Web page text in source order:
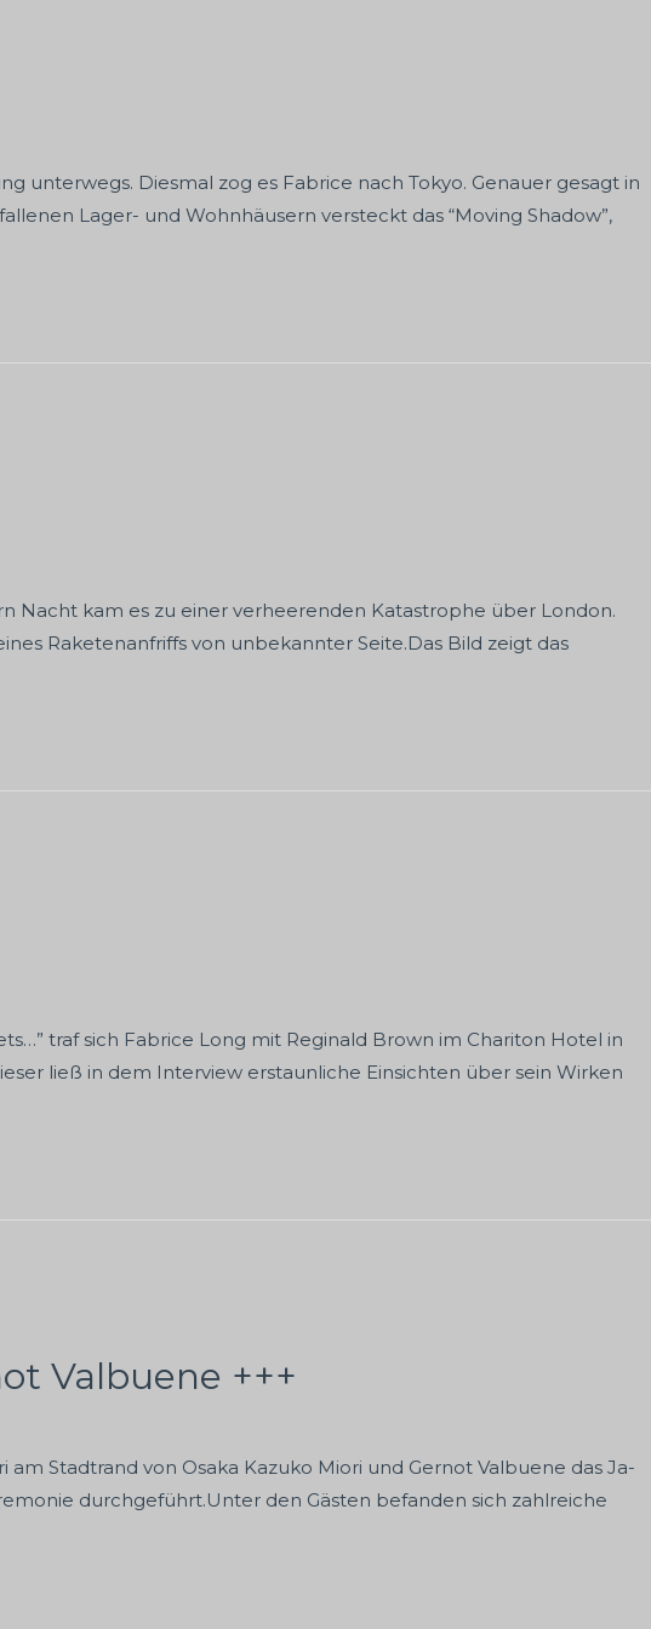
unterwegs. Diesmal zog es Fabrice nach Tokyo. Genauer gesagt in
Lager- und Wohnhäusern versteckt das “Moving Shadow”,
Nacht kam es zu einer verheerenden Katastrophe über London.
Raketenanfriffs von unbekannter Seite.Das Bild zeigt das
traf sich Fabrice Long mit Reginald Brown im Chariton Hotel in
ließ in dem Interview erstaunliche Einsichten über sein Wirken
Valbuene +++
Stadtrand von Osaka Kazuko Miori und Gernot Valbuene das Ja-
durchgeführt.Unter den Gästen befanden sich zahlreiche